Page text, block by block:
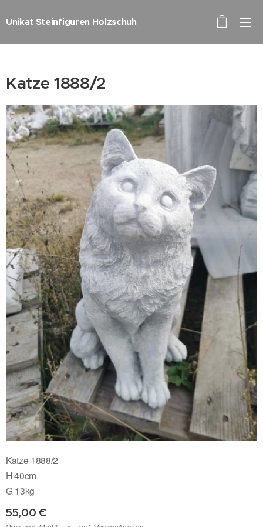
Unikat Steinfiguren Holzschuh
Katze 1888/2
Katze 1888/2
H 40cm
G 13kg
55,00 €